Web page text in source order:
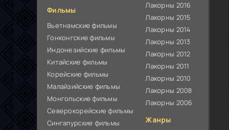
Фильмы
Вьетнамские фильмы
Гонконгские фильмы
Индонезийские фильмы
Китайские фильмы
Корейские фильмы
Малайзийские фильмы
Монгольские фильмы
Северокорейские фильмы
Сингапурские фильмы
Лакорны 2016
Лакорны 2015
Лакорны 2014
Лакорны 2013
Лакорны 2012
Лакорны 2011
Лакорны 2010
Лакорны 2008
Лакорны 2006
Жанры